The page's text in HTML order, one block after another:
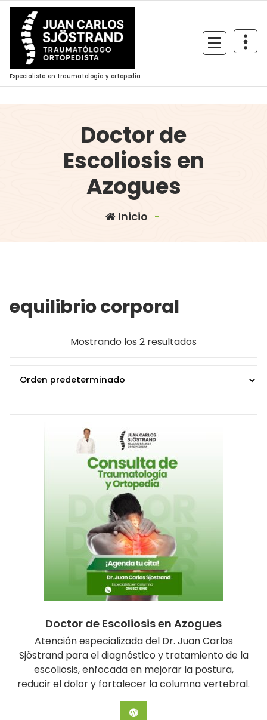
Saltar
contenido
Especialista en traumatología y ortopedia
Doctor de
Escoliosis en
Azogues
Inicio -
equilibrio corporal
Mostrando los 2 resultados
Doctor de Escoliosis en Azogues
Atención especializada del Dr. Juan Carlos
Sjöstrand para el diagnóstico y tratamiento de la
escoliosis, enfocada en mejorar la postura,
reducir el dolor y fortalecer la columna vertebral.
Hablar con el Doctor